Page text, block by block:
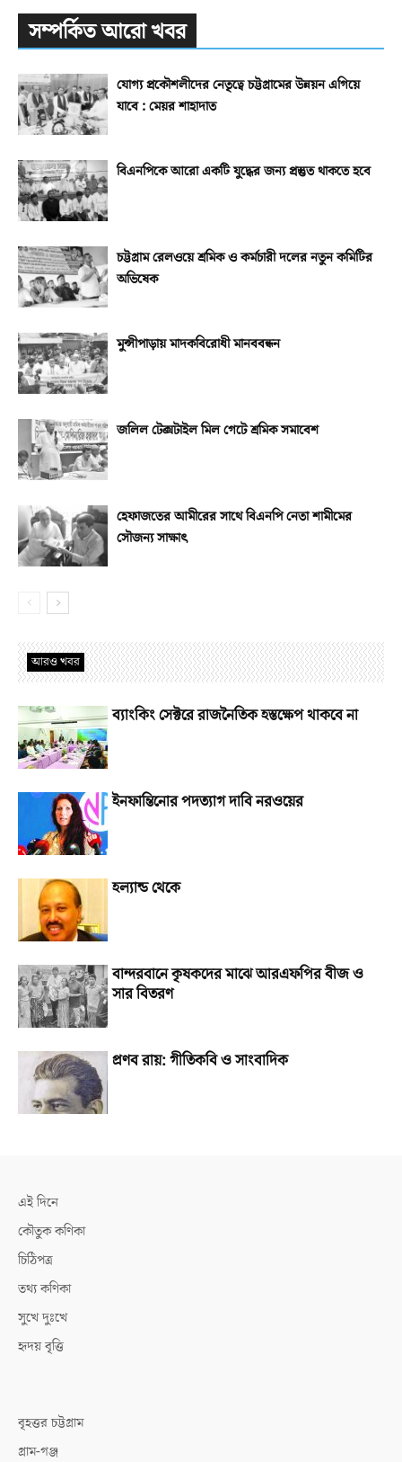
সম্পর্কিত আরো খবর
যোগ্য প্রকৌশলীদের নেতৃত্বে চট্টগ্রামের উন্নয়ন এগিয়ে
যাবে : মেয়র শাহাদাত
বিএনপিকে আরো একটি যুদ্ধের জন্য প্রস্তুত থাকতে হবে
চট্টগ্রাম রেলওয়ে শ্রমিক ও কর্মচারী দলের নতুন কমিটির
অভিষেক
মুন্সীপাড়ায় মাদকবিরোধী মানববন্ধন
জলিল টেক্সটাইল মিল গেটে শ্রমিক সমাবেশ
হেফাজতের আমীরের সাথে বিএনপি নেতা শামীমের
সৌজন্য সাক্ষাৎ
আরও খবর
ব্যাংকিং সেক্টরে রাজনৈতিক হস্তক্ষেপ থাকবে না
ইনফান্তিনোর পদত্যাগ দাবি নরওয়ের
হল্যান্ড থেকে
বান্দরবানে কৃষকদের মাঝে আরএফপির বীজ ও
সার বিতরণ
প্রণব রায়: গীতিকবি ও সাংবাদিক
এই দিনে
কৌতুক কণিকা
চিঠিপত্র
তথ্য কণিকা
সুখে দুঃখে
হৃদয় বৃত্তি
বৃহত্তর চট্টগ্রাম
গ্রাম-গঞ্জ